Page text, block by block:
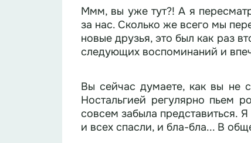
Ммм, вы уже тут?! А я
за нас. Сколько же всего мы
новые друзья, это был как раз
следующих воспоминаний и
Вы сейчас думаете, как вы не
Ностальгией регулярно пьем
совсем забыла представиться.
и всех спасли, и бла-бла... В